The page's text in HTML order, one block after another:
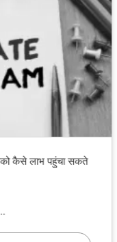
कैसे लाभ पहुंचा सकते